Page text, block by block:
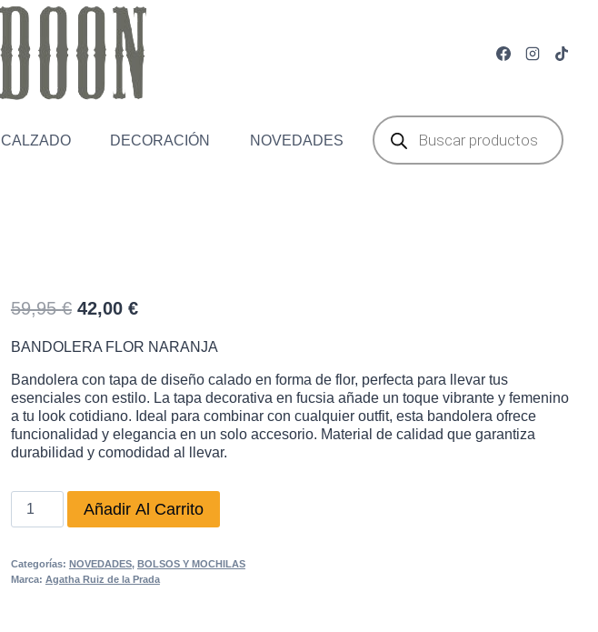
CALZADO DECORACIÓN NOVEDADES
Búsqueda
de
productos
59,95€ El
original
era:
59,95 €.
42,00 €El
actual
es:
42,00 €.
BANDOLERA FLOR NARANJA
Bandolera con tapa de diseño calado en forma de flor, perfecta para llevar tus
esenciales con estilo. La tapa decorativa en fucsia añade un toque vibrante y femenino
a tu look cotidiano. Ideal para combinar con cualquier outfit, esta bandolera ofrece
funcionalidad y elegancia en un solo accesorio. Material de calidad que garantiza
durabilidad y comodidad al llevar.
BANDOLERA
FLOR
cantidad
Añadir Al Carrito
Categorías: NOVEDADES, BOLSOS Y MOCHILAS
Marca: Agatha Ruiz de la Prada